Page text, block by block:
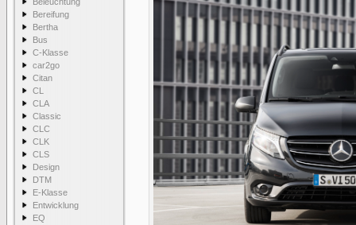
Bereifung
Bertha
Bus
C-Klasse
car2go
Citan
CL
CLA
Classic
CLC
CLK
CLS
Design
DTM
E-Klasse
Entwicklung
EQ